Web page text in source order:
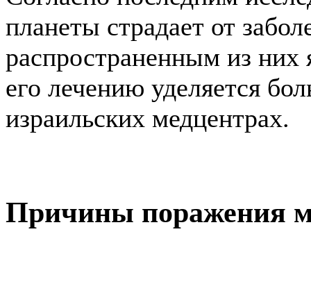
планеты страдает от
распространенным из них
его лечению уделяется
израильских медцентрах.
Причины поражения